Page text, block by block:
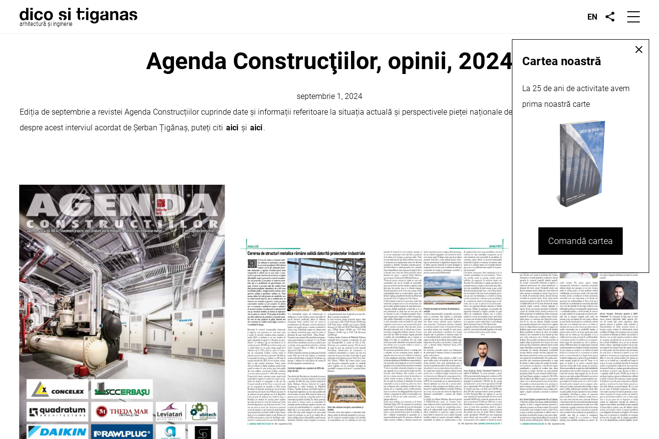
arhitectură și inginerie
EN
Agenda Construcţiilor, opinii, 2024
septembrie 1, 2024
Ediția de septembrie a revistei Agenda Construcțiilor cuprinde date și informații referitoare la situația actuală și perspectivele pieței naționale de construcții și instalații. Mai multe
despre acest interviul acordat de Șerban Țigănaș, puteți citi aici și aici.
Cartea noastră
La 25 de ani de activitate avem
prima noastră carte
Comandă cartea